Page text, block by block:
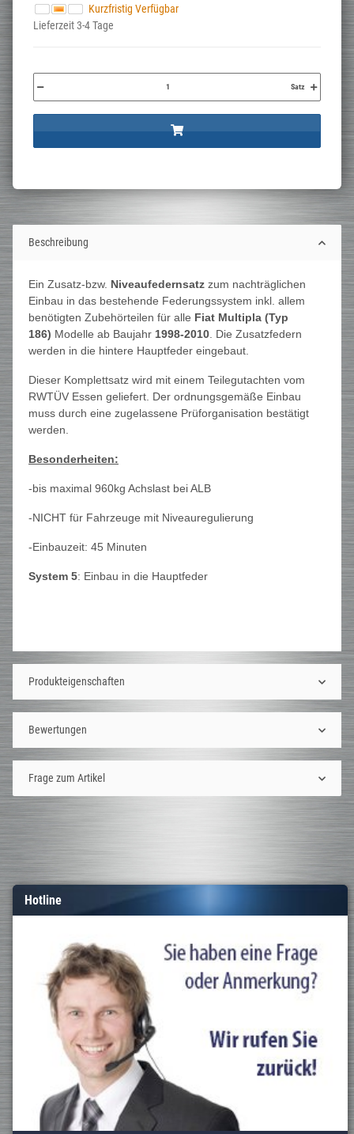
Kurzfristig Verfügbar
Lieferzeit 3-4 Tage
Satz
Beschreibung
Ein Zusatz-bzw. Niveaufedernsatz zum nachträglichen
Einbau in das bestehende Federungssystem inkl. allem
benötigten Zubehörteilen für alle Fiat Multipla (Typ
186) Modelle ab Baujahr 1998-2010 . Die Zusatzfedern
werden in die hintere Hauptfeder eingebaut.
Dieser Komplettsatz wird mit einem Teilegutachten vom
RWTÜV Essen geliefert. Der ordnungsgemäße Einbau
muss durch eine zugelassene Prüforganisation bestätigt
werden.
Besonderheiten:
-bis maximal 960kg Achslast bei ALB
-NICHT für Fahrzeuge mit Niveauregulierung
-Einbauzeit: 45 Minuten
System 5: Einbau in die Hauptfeder
Produkteigenschaften
Bewertungen
Frage zum Artikel
Hotline